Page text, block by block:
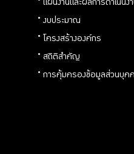
แผนงานและผลการดำเนิน
งบประมาณ
โครงสร้างองค์กร
สถิติสำคัญ
การคุ้มครองข้อมูลส่วนบุค